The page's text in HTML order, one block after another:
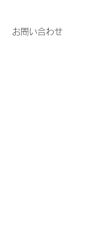
お問い合わせ